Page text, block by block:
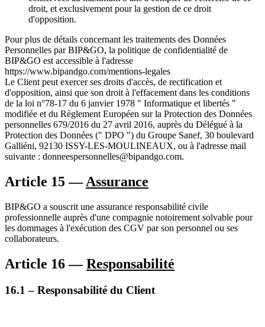
droit, et exclusivement pour la gestion de ce droit
d'opposition.
Pour plus de détails concernant les traitements des Données
Personnelles par BIP&GO, la politique de confidentialité de
BIP&GO est accessible à l'adresse
https://www.bipandgo.com/mentions-legales
Le Client peut exercer ses droits d'accès, de rectification et
d'opposition, ainsi que son droit à l'effacement dans les conditions
de la loi n°78-17 du 6 janvier 1978 " Informatique et libertés "
modifiée et du Règlement Européen sur la Protection des Données
personnelles 679/2016 du 27 avril 2016, auprès du Délégué à la
Protection des Données (" DPO ") du Groupe Sanef, 30 boulevard
Galliéni, 92130 ISSY-LES-MOULINEAUX, ou à l'adresse mail
suivante : donneespersonnelles@bipandgo.com.
Article 15 —Assurance
BIP&GO a souscrit une assurance responsabilité civile
professionnelle auprès d'une compagnie notoirement solvable pour
les dommages à l'exécution des CGV par son personnel ou ses
collaborateurs.
Article 16 —Responsabilité
16.1 – Responsabilité du Client